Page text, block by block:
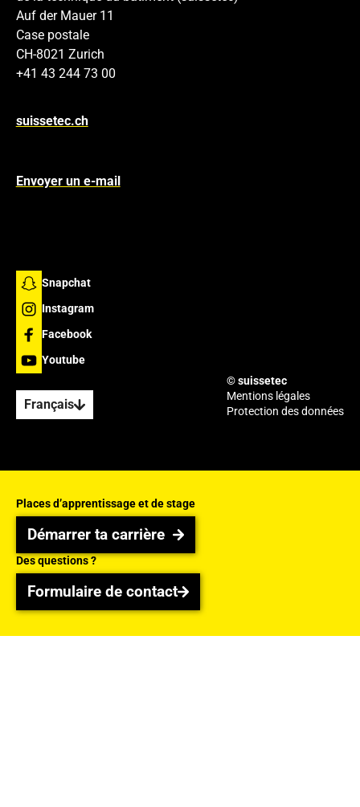
Auf der Mauer 11
Case postale
CH-8021 Zurich
+41 43 244 73 00
suissetec.ch
Envoyer un e-mail
Snapchat
Instagram
Facebook
Youtube
Français
© suissetec
Mentions légales
Protection des données
Places d’apprentissage et de stage
Démarrer ta carrière
Démarrer ta carrière
Des questions ?
Formulaire de contact